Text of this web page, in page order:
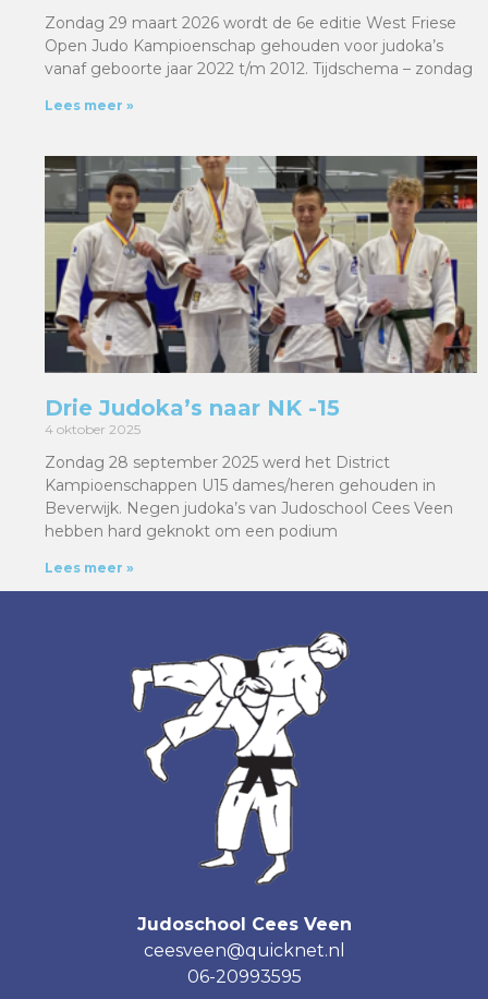
Zondag 29 maart 2026 wordt de 6e editie West Friese
Open Judo Kampioenschap gehouden voor judoka’s
vanaf geboorte jaar 2022 t/m 2012. Tijdschema – zondag
Lees meer »
Drie Judoka’s naar NK -15
4 oktober 2025
Zondag 28 september 2025 werd het District
Kampioenschappen U15 dames/heren gehouden in
Beverwijk. Negen judoka’s van Judoschool Cees Veen
hebben hard geknokt om een podium
Lees meer »
Judoschool Cees Veen
ceesveen@quicknet.nl
06-20993595